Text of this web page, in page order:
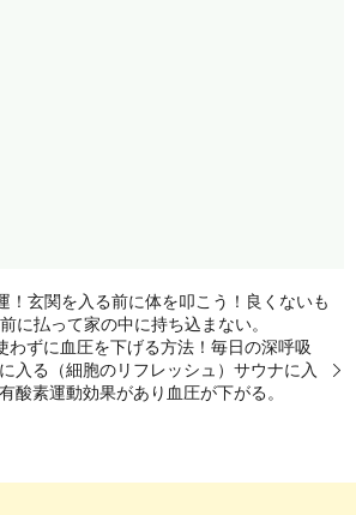
！玄関を入る前に体を叩こう！良くないも
に払って家の中に持ち込まない。
わずに血圧を下げる方法！毎日の深呼吸
入る（細胞のリフレッシュ）サウナに入
酸素運動効果があり血圧が下がる。